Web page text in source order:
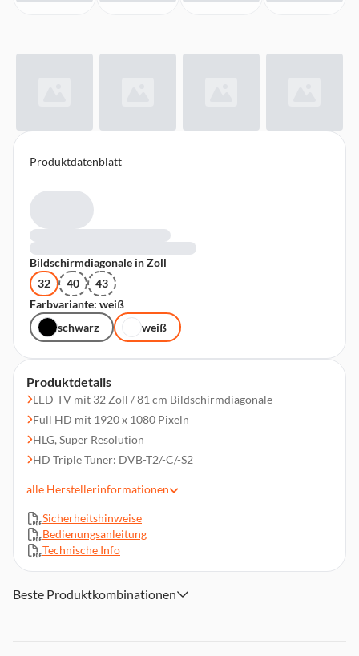
Produktdetails
LED-TV mit 32 Zoll / 81 cm Bildschirmdiagonale
Full HD mit 1920 x 1080 Pixeln
HLG, Super Resolution
HD Triple Tuner: DVB-T2/-C/-S2
Google Assistant, DLNA
Vesa-Norm: 75 x 75 mm
2x HDMI, 1x USB, Cl+-Modul, WLAN
Abmessungen (BxHxT): ca. 72,8 x 47,5 x 18,4 cm mit Fuß
Lieferumfang (Zubehör): Fernbedienung
alle Herstellerinformationen
Sicherheitshinweise
Bedienungsanleitung
Technische Info
Produktdatenblatt
Bildschirmdiagonale in Zoll
32
40
43
Farbvariante: weiß
schwarz
weiß
Beste Produktkombinationen